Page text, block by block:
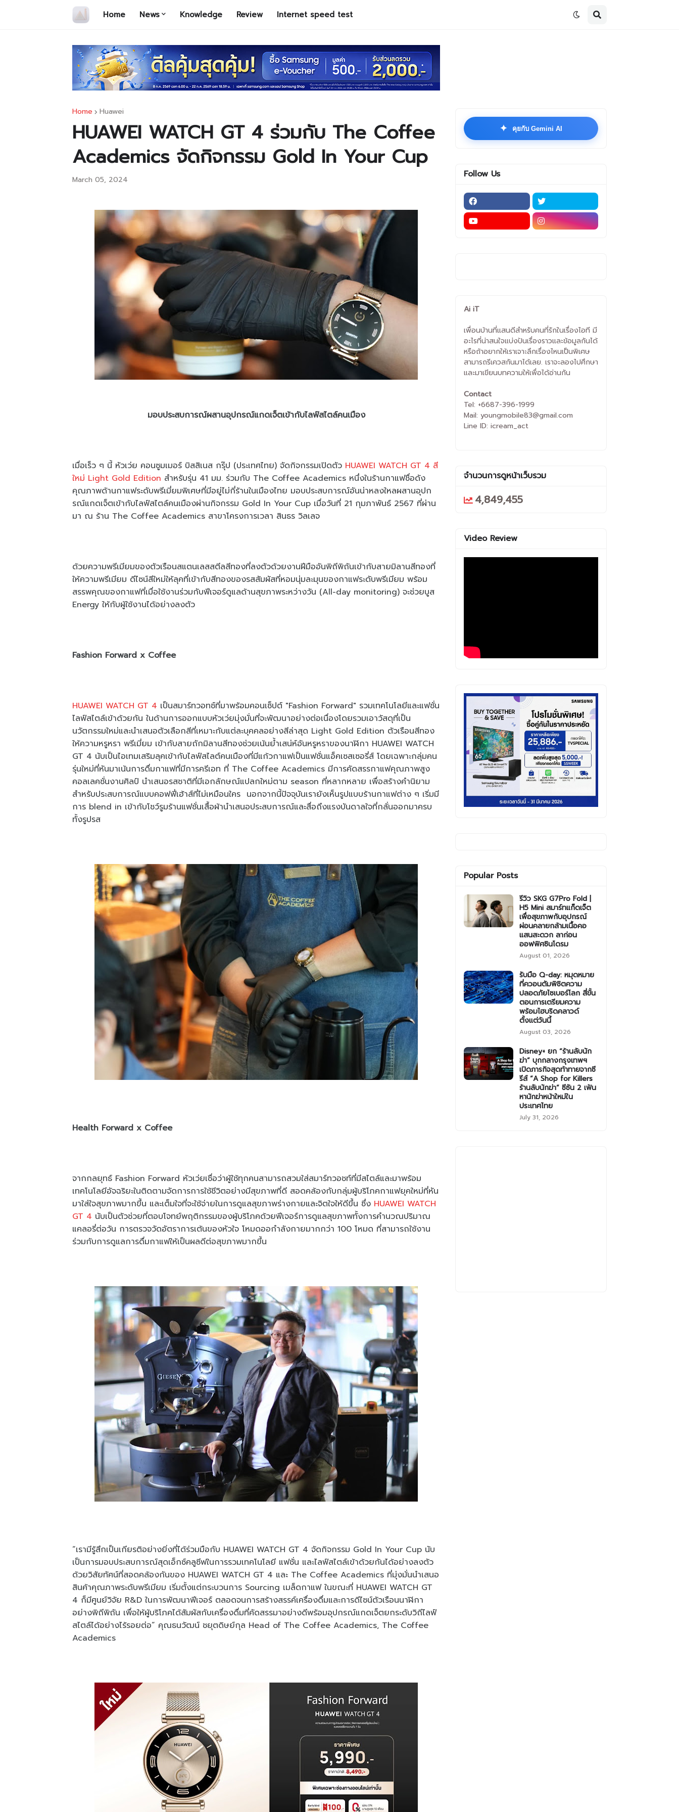
Home News Knowledge Review Internet speed test
Home Huawei
HUAWEI WATCH GT 4 ร่วมกับ The Coffee
Academics จัดกิจกรรม Gold In Your Cup
March 05, 2024
มอบประสบการณ์ผสานอุปกรณ์แกดเจ็ตเข้ากับไลฟ์สไตล์คนเมือง
เมื่อเร็ว ๆ นี้ หัวเว่ย คอนซูมเมอร์ บิสสิเนส กรุ๊ป (ประเทศไทย) จัดกิจกรรมเปิดตัว HUAWEI WATCH GT 4 สี
ใหม่ Light Gold Edition สำหรับรุ่น 41 มม. ร่วมกับ The Coffee Academics หนึ่งในร้านกาแฟชื่อดัง
คุณภาพด้านกาแฟระดับพรีเมี่ยมพิเศษที่มีอยู่ไม่กี่ร้านในเมืองไทย มอบประสบการณ์อันน่าหลงใหลผสานอุปก
รณ์แกดเจ็ตเข้ากับไลฟ์สไตล์คนเมืองผ่านกิจกรรม Gold In Your Cup เมื่อวันที่ 21 กุมภาพันธ์ 2567 ที่ผ่าน
มา ณ ร้าน The Coffee Academics สาขาโครงการเวลา สินธร วิลเลจ
ด้วยความพรีเมียมของตัวเรือนสแตนเลสสตีลสีทองที่ลงตัวด้วยงานฝีมืออันพิถีพิถันเข้ากับสายมิลานสีทองที่
ให้ความพรีเมียม ดีไซน์สีใหม่ให้ลุคที่เข้ากับสีทองของรสสัมผัสที่หอมนุ่มละมุนของกาแฟระดับพรีเมียม พร้อม
สรรพคุณของกาแฟที่เมื่อใช้งานร่วมกับฟีเจอร์ดูแลด้านสุขภาพระหว่างวัน (All-day monitoring) จะช่วยบูส
Energy ให้กับผู้ใช้งานได้อย่างลงตัว
Fashion Forward x Coffee
HUAWEI WATCH GT 4 เป็นสมาร์ทวอทช์ที่มาพร้อมคอนเซ็ปต์ "Fashion Forward" รวมเทคโนโลยีและแฟชั่น
ไลฟ์สไตล์เข้าด้วยกัน ในด้านการออกแบบหัวเว่ยมุ่งมั่นที่จะพัฒนาอย่างต่อเนื่องโดยรวมเอาวัสดุที่เป็น
นวัตกรรมใหม่และนำเสนอตัวเลือกสีที่เหมาะกับแต่ละบุคคลอย่างสีล่าสุด Light Gold Edition ตัวเรือนสีทอง
ให้ความหรูหรา พรีเมี่ยม เข้ากับสายถักมิลานสีทองช่วยเน้นย้ำเสน่ห์อันหรูหราของนาฬิกา HUAWEI WATCH
GT 4 นับเป็นไอเทมเสริมลุคเข้ากับไลฟ์สไลต์คนเมืองที่มีแก้วกาแฟเป็นแฟชั่นแอ็คเซสเซอรี่ส์ โดยเฉพาะกลุ่มคน
รุ่นใหม่ที่หันมาเน้นการดื่มกาแฟที่มีการครีเอท ที่ The Coffee Academics มีการคัดสรรกาแฟคุณภาพสูง
คอลเลคชั่นงานศิลป์ นำเสนอรสชาติที่มีเอกลักษณ์แปลกใหม่ตาม season ที่หลากหลาย เพื่อสร้างคำนิยาม
สำหรับประสบการณ์แบบคอฟฟี่เฮ้าส์ที่ไม่เหมือนใคร นอกจากนี้ปัจจุบันเรายังเห็นรูปแบบร้านกาแฟต่าง ๆ เริ่มมี
การ blend in เข้ากับโชว์รูมร้านแฟชั่นเสื้อผ้านำเสนอประสบการณ์และสื่อถึงแรงบันดาลใจที่กลั่นออกมาครบ
ทั้งรูปรส
Health Forward x Coffee
จากกลยุทธ์ Fashion Forward หัวเว่ยเชื่อว่าผู้ใช้ทุกคนสามารถสวมใส่สมาร์ทวอชท์ที่มีสไตล์และมาพร้อม
เทคโนโลยีอัจฉริยะในติดตามจัดการการใช้ชีวิตอย่างมีสุขภาพที่ดี สอดคล้องกับกลุ่มผู้บริโภคกาแฟยุคใหม่ที่หัน
มาใส่ใจสุขภาพมากขึ้น และเต็มใจที่จะใช้จ่ายในการดูแลสุขภาพร่างกายและจิตใจให้ดีขึ้น ซึ่ง HUAWEI WATCH
GT 4 นับเป็นตัวช่วยที่ตอบโจทย์พฤติกรรมของผู้บริโภคด้วยฟีเจอร์การดูแลสุขภาพทั้งการคำนวณปริมาณ
แคลอรี่ต่อวัน การตรวจวัดอัตราการเต้นของหัวใจ โหมดออกำลังกายมากกว่า 100 โหมด ที่สามารถใช้งาน
ร่วมกับการดูแลการดื่มกาแฟให้เป็นผลดีต่อสุขภาพมากขึ้น
“เรามีรู้สึกเป็นเกียรติอย่างยิ่งที่ได้ร่วมมือกับ HUAWEI WATCH GT 4 จัดกิจกรรม Gold In Your Cup นับ
เป็นการมอบประสบการณ์สุดเอ็กซ์คลูซีฟในการรวมเทคโนโลยี แฟชั่น และไลฟ์สไตล์เข้าด้วยกันได้อย่างลงตัว
ด้วยวิสัยทัศน์ที่สอดคล้องกันของ HUAWEI WATCH GT 4 และ The Coffee Academics ที่มุ่งมั่นนำเสนอ
สินค้าคุณภาพระดับพรีเมียม เริ่มตั้งแต่กระบวนการ Sourcing เมล็ดกาแฟ ในขณะที่ HUAWEI WATCH GT
4 ก็มีศูนย์วิจัย R&D ในการพัฒนาฟีเจอร์ ตลอดจนการสร้างสรรค์เครื่องดื่มและการดีไซน์ตัวเรือนนาฬิกา
อย่างพิถีพิถัน เพื่อให้ผู้บริโภคได้สัมผัสกับเครื่องดื่มที่คัดสรรมาอย่างดีพร้อมอุปกรณ์แกดเจ็ตยกระดับวิถีไลฟ์
สไตล์ได้อย่างไร้รอยต่อ” คุณธนวัฒน์ ชยุตดิษย์กุล Head of The Coffee Academics, The Coffee
Academics
✦ คุยกับ Gemini AI
Follow Us
Ai iT
เพื่อนบ้านที่แสนดีสำหรับคนที่รักในเรื่องไอที มี
อะไรที่น่าสนใจแบ่งปันเรื่องราวและข้อมูลกันได้
หรือถ้าอยากให้เราเจาะลึกเรื่องไหนเป็นพิเศษ
สามารถรีเควสกันมาได้เลย. เราจะลองไปศึกษา
และมาเขียนบทความให้เพื่อได้อ่านกัน
Contact
Tel: +6687-396-1999
Mail: youngmobile83@gmail.com
Line ID: icream_act
จำนวนการดูหน้าเว็บรวม
4,849,455
Video Review
Popular Posts
รีวิว SKG G7Pro Fold |
H5 Mini สมาร์ทแก็ดเจ็ต
เพื่อสุขภาพกับอุปกรณ์
ผ่อนคลายกล้ามเนื้อคอ
แสนสะดวก ลาก่อน
ออฟฟิศซินโดรม
August 01, 2026
รับมือ Q-day: หมุดหมาย
ที่ควอนตัมพิชิตความ
ปลอดภัยไซเบอร์โลก สี่ขั้น
ตอนการเตรียมความ
พร้อมไฮบริดคลาวด์
ตั้งแต่วันนี้
August 03, 2026
Disney+ ยก “ร้านลับนัก
ฆ่า” บุกกลางกรุงเทพฯ
เปิดภารกิจสุดท้าทายจากซี
รีส์ “A Shop for Killers
ร้านลับนักฆ่า” ซีซัน 2 เฟ้น
หานักฆ่าหน้าใหม่ใน
ประเทศไทย
July 31, 2026